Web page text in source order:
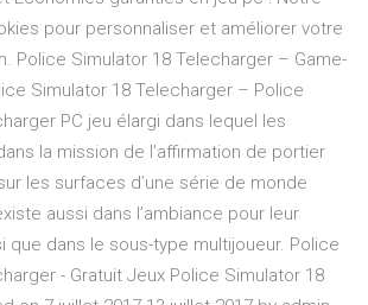
pour personnaliser et améliorer votre
Police Simulator 18 Telecharger – Game-
Simulator 18 Telecharger – Police
PC jeu élargi dans lequel les
la mission de l’affirmation de portier
les surfaces d’une série de monde
aussi dans l’ambiance pour leur
que dans le sous-type multijoueur. Police
- Gratuit Jeux Police Simulator 18